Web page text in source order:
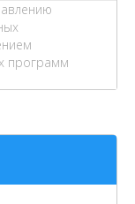
программ